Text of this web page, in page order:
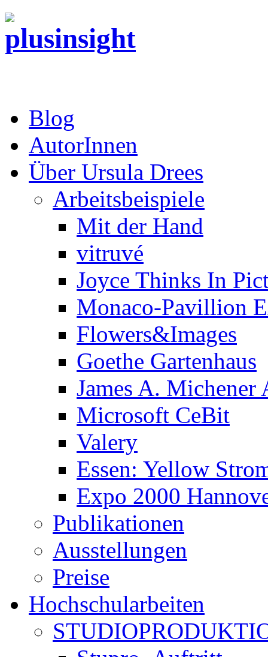
Blog
AutorInnen
Über Ursula Drees
Arbeitsbeispiele
Mit der Hand
vitruvé
Joyce Thinks In
Monaco-Pavillion
Flowers&Images
Goethe Gartenhaus
James A. Michener
Microsoft CeBit
Valery
Essen: Yellow
Expo 2000
Publikationen
Ausstellungen
Preise
Hochschularbeiten